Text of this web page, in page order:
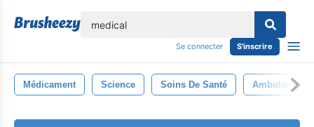
Se connecter S'inscrire
Médicament Science Soins De Santé Ambulance